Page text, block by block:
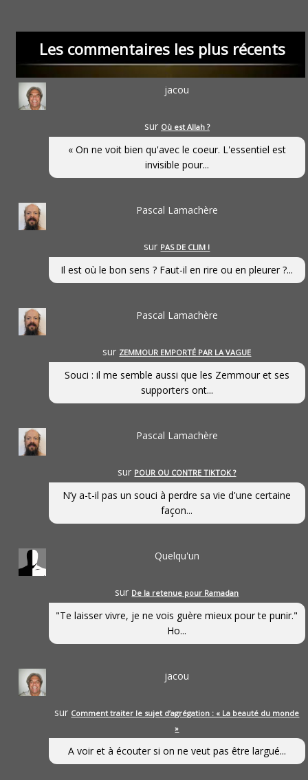
Les commentaires les plus récents
jacou
sur Où est Allah ?
« On ne voit bien qu'avec le coeur. L'essentiel est
invisible pour...
Pascal Lamachère
sur PAS DE CLIM !
Il est où le bon sens ? Faut-il en rire ou en pleurer ?...
Pascal Lamachère
sur ZEMMOUR EMPORTÉ PAR LA VAGUE
Souci : il me semble aussi que les Zemmour et ses
supporters ont...
Pascal Lamachère
sur POUR OU CONTRE TIKTOK ?
N’y a-t-il pas un souci à perdre sa vie d'une certaine
façon...
Quelqu'un
sur De la retenue pour Ramadan
"Te laisser vivre, je ne vois guère mieux pour te punir."
Ho...
jacou
sur Comment traiter le sujet d’agrégation : « La beauté du monde
»
A voir et à écouter si on ne veut pas être largué...